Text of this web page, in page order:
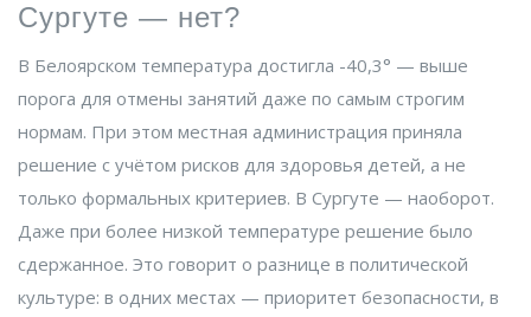
Сургуте — нет?
В Белоярском температура достигла -40,3° — выше
порога для отмены занятий даже по самым строгим
нормам. При этом местная администрация приняла
решение с учётом рисков для здоровья детей, а не
только формальных критериев. В Сургуте — наоборот.
Даже при более низкой температуре решение было
сдержанное. Это говорит о разнице в политической
культуре: в одних местах — приоритет безопасности, в